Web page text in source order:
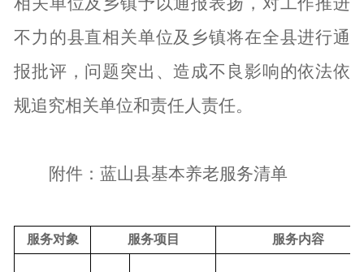
不力的县直相关单位及乡镇将在全县进行通
报批评，问题突出、造成不良影响的依法依
规追究相关单位和责任人责任。
附件：蓝山县基本养老服务清单
服务对象 服务项目 服务内容